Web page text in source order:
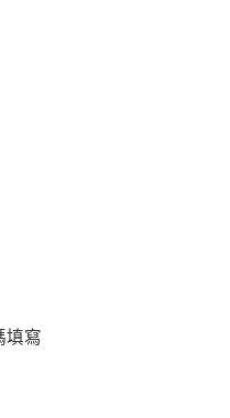
填寫